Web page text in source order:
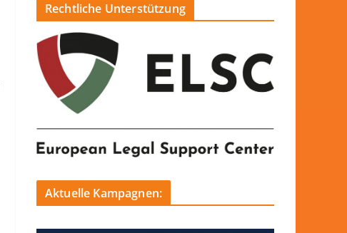
Rechtliche Unterstützung
Aktuelle Kampagnen: